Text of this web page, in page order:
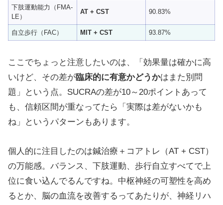
下肢運動能力（FMA-
LE）
AT + CST 90.83%
自立歩行（FAC） MIT + CST 93.87%
ここでちょっと注意したいのは、「効果量は確かに高
いけど、その差が臨床的に有意かどうかはまた別問
題」という点。SUCRAの差が10～20ポイントあって
も、信頼区間が重なってたら「実際は差がないかも
ね」というパターンもあります。
個人的に注目したのは鍼治療＋コアトレ（AT + CST）
の万能感。バランス、下肢運動、歩行自立すべてで上
位に食い込んでるんですね。中枢神経の可塑性を高め
るとか、脳の血流を改善するってあたりが、神経リハ